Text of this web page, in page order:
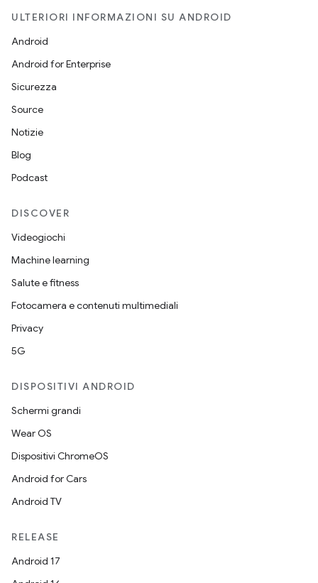
ULTERIORI INFORMAZIONI SU ANDROID
Android
Android for Enterprise
Sicurezza
Source
Notizie
Blog
Podcast
DISCOVER
Videogiochi
Machine learning
Salute e fitness
Fotocamera e contenuti multimediali
Privacy
5G
DISPOSITIVI ANDROID
Schermi grandi
Wear OS
Dispositivi ChromeOS
Android for Cars
Android TV
RELEASE
Android 17